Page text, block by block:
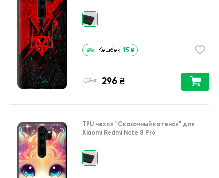
Кешбек 15 ₴
425 ₴ 296 ₴
TPU чехол "Сказочный котенок" для
Xiaomi Redmi Note 8 Pro